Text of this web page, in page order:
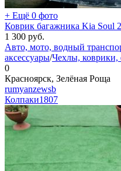
+ Ещё 0 фото
Коврик багажника Kia Soul
1 300 руб.
Авто, мото, водный
аксессуары/Чехлы, коврики,
0
Красноярск, Зелёная Роща
rumyanzewsb
Колпаки1807